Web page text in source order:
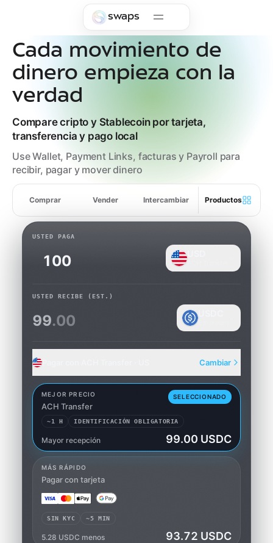
swaps
Cada movimiento de
dinero empieza con la
verdad
Compare cripto y Stablecoin por tarjeta,
transferencia y pago local
Use Wallet, Payment Links, facturas y Payroll para
recibir, pagar y mover dinero
Comprar Vender Intercambiar Productos
USTED PAGA
USTED RECIBE (EST.)
99.00
Cambiar
MEJOR PRECIO
ACH Transfer
SELECCIONADO
~1 H IDENTIFICACIÓN OBLIGATORIA
Mayor recepción 99.00 USDC
ACH Transfer
MÁS RÁPIDO
Pagar con tarjeta
SIN KYC ~5 MIN
5.28 USDC menos 93.72 USDC